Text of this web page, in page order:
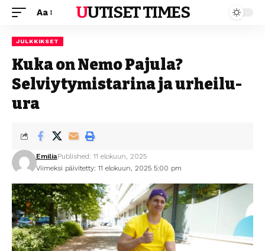
Aa UUTISET TIMES
JULKKIKSET
Kuka on Nemo Pajula?
Selviytymistarina ja urheilu-
ura
Viimeksi päivitetty: 11 elokuun, 2025 5:00 pm
EmiliaPublished: 11 elokuun, 2025